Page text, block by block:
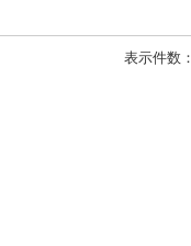
表示件数：